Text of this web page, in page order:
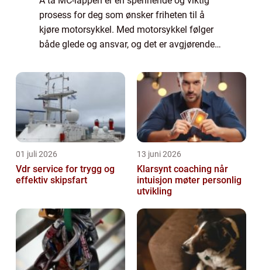
prosess for deg som ønsker friheten til å
kjøre motorsykkel. Med motorsykkel følger
både glede og ansvar, og det er avgjørende å
01 juli 2026
Vdr service for trygg og
effektiv skipsfart
13 juni 2026
Klarsynt coaching når
intuisjon møter personlig
utvikling